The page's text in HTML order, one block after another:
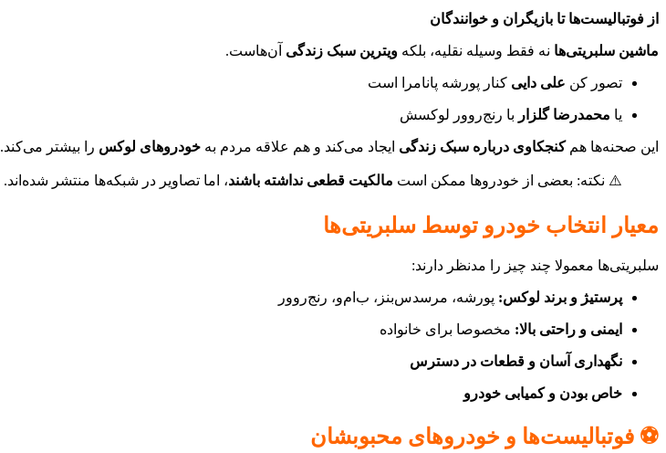
از فوتبالیست‌ها تا بازیگران و خوانندگان
ماشین سلبریتی‌ها نه فقط وسیله نقلیه، بلکه ویترین سبک زندگی آن‌هاست.
تصور کن علی دایی کنار پورشه پانامرا است
یا محمدرضا گلزار با رنج‌روور لوکسش
این صحنه‌ها همکنجکاوی درباره سبک زندگی ایجاد می‌کند و هم علاقه مردم به خودروهای لوکس را بیشتر می‌کند.
⚠️ نکته: بعضی از خودروها ممکن است مالکیت قطعی نداشته باشند، اما تصاویر در شبکه‌ها منتشر شده‌اند.
معیار انتخاب خودرو توسط سلبریتی‌ها
سلبریتی‌ها معمولا چند چیز را مدنظر دارند:
پرستیژ و برند لوکس: پورشه، مرسدس‌بنز، ب‌ام‌و، رنج‌روور
ایمنی و راحتی بالا: مخصوصا برای خانواده
نگهداری آسان و قطعات در دسترس
خاص بودن و کمیابی خودرو
⚽ فوتبالیست‌ها و خودروهای محبوبشان